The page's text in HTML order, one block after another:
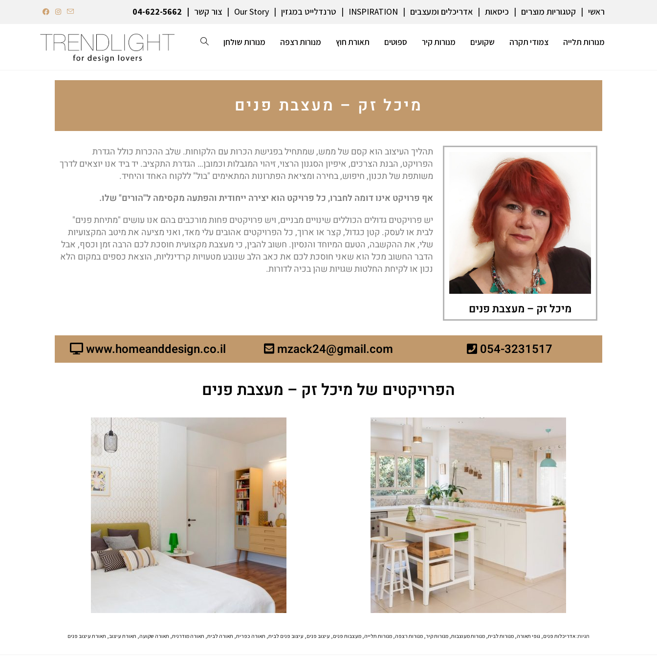
ראשי קטגוריות מוצרים כיסאות אדריכלים ומעצבים INSPIRATION טרנדלייט במגזין Our Story צור קשר 04-622-5662‏
מנורות תלייה צמודי תקרה שקועים מנורות קיר ספוטים תאורת חוץ מנורות רצפה מנורות שולחן
מיכל זק – מעצבת פנים
מיכל זק – מעצבת פנים
תהליך העיצוב הוא קסם של ממש, שמתחיל בפגישת הכרות עם הלקוחות. שלב ההכרות כולל הגדרת
הפרויקט, הבנת הצרכים, איפיון הסגנון הרצוי, זיהוי המגבלות וכמובן… הגדרת התקציב. יד ביד אנו יוצאים לדרך
משותפת של תכנון, חיפוש, בחירה ומציאת הפתרונות המתאימים "בול" ללקוח האחד והיחיד.
אף פרויקט אינו דומה לחברו, כל פרויקט הוא יצירה ייחודית והפתעה מקסימה ל"הורים" שלו.
יש פרויקטים גדולים הכוללים שינויים מבניים, ויש פרויקטים פחות מורכבים בהם אנו עושים "מתיחת פנים"
לבית או לעסק. קטן כגדול, קצר או ארוך, כל הפרויקטים אהובים עלי מאד, ואני מציעה את מיטב המקצועיות
שלי, את ההקשבה, הטעם המיוחד והנסיון. חשוב להבין, כי מעצבת מקצועית חוסכת לכם הרבה זמן וכסף, אבל
הדבר החשוב מכל הוא שאני חוסכת לכם את כאב הלב שנובע מטעויות קרדינליות, הוצאת כספים במקום הלא
נכון או לקיחת החלטות שגויות שהן בכיה לדורות.
054-3231517
mzack24@gmail.com
www.homeanddesign.co.il
הפרויקטים של מיכל זק – מעצבת פנים
תגיות: אדריכלות פנים, גופי תאורה, מנורות לבית, מנורות מעוצבות, מנורות קיר, מנורות רצפה, מנורות תלייה, מעצבות פנים, עיצוב פנים, עיצוב פנים לבית, תאורה כפרית, תאורה לבית, תאורה מודרנית, תאורה שקועה, תאורת עיצוב, תאורת עיצוב פנים